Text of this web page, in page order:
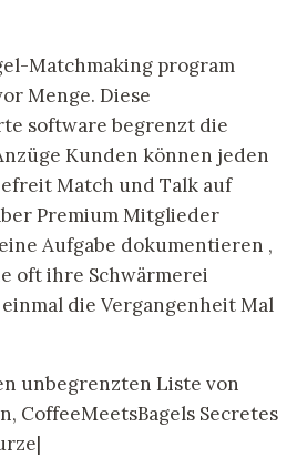
Matchmaking program
Menge. Diese
software begrenzt die
Kunden können jeden
Match und Talk auf
Premium Mitglieder
Aufgabe dokumentieren ,
oft ihre Schwärmerei
die Vergangenheit Mal
unbegrenzten Liste von
CoffeeMeetsBagels Secretes